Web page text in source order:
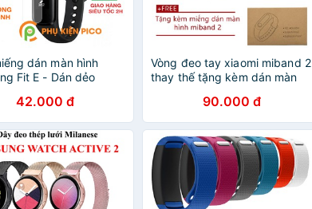
dán màn hình
Fit E - Dán dẻo
suốt
42.000 đ
Vòng đeo tay xiaomi miband 2
thay thế tặng kèm dán màn
90.000 đ